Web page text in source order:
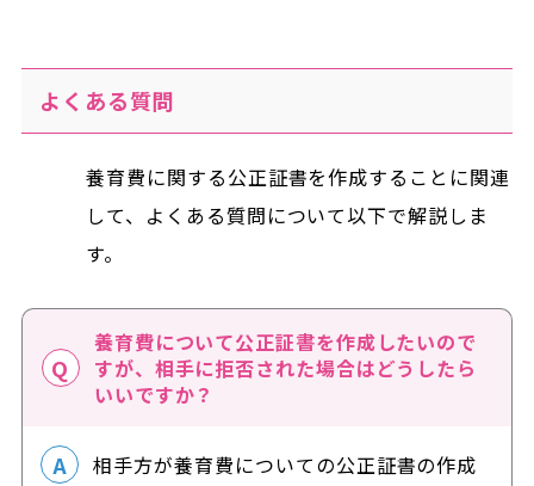
よくある質問
養育費に関する公正証書を作成することに関連
して、よくある質問について以下で解説しま
す。
養育費について公正証書を作成したいので
すが、相手に拒否された場合はどうしたら
いいですか？
相手方が養育費についての公正証書の作成